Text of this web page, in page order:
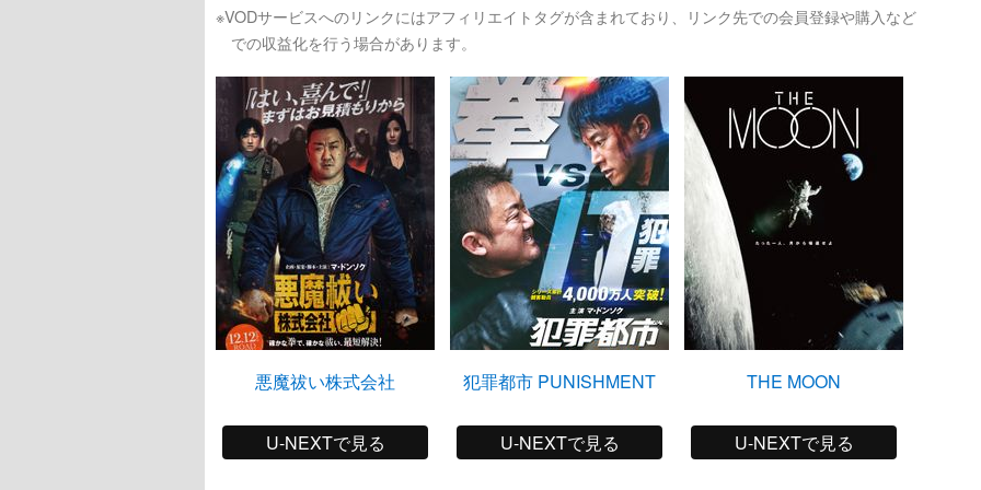
※VODサービスへのリンクにはアフィリエイトタグが含まれており、リンク先での会員登録や購入など
での収益化を行う場合があります。
悪魔祓い株式会社
U-NEXTで見る
犯罪都市 PUNISHMENT
U-NEXTで見る
THE MOON
U-NEXTで見る